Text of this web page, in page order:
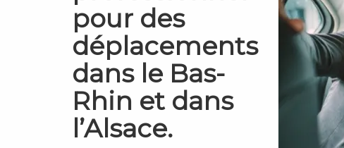
pour des
déplacements
dans le Bas-
Rhin et dans
l’Alsace.